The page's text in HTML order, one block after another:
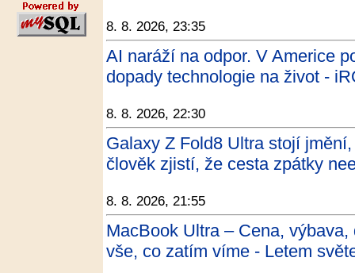
8. 8. 2026, 23:35
AI naráží na odpor. V Americe
dopady technologie na život -
8. 8. 2026, 22:30
Galaxy Z Fold8 Ultra stojí
člověk zjistí, že cesta zpátky
8. 8. 2026, 21:55
MacBook Ultra – Cena,
vše, co zatím víme - Letem